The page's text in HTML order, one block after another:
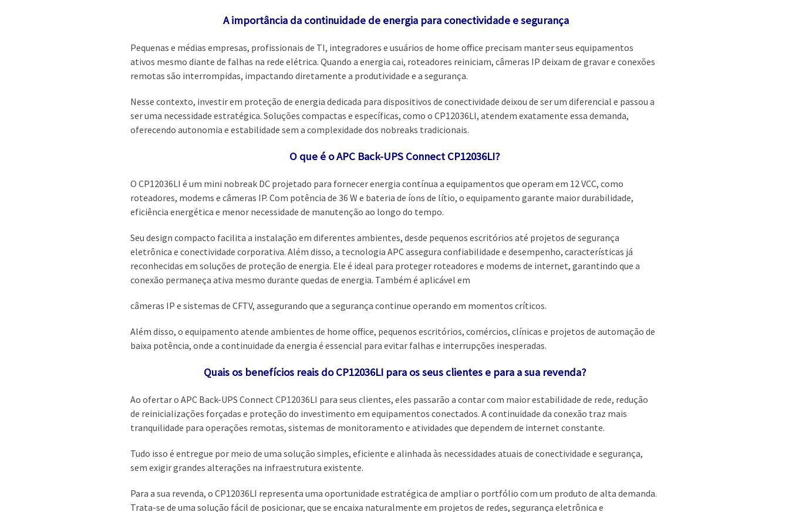
A importância da continuidade de energia para conectividade e segurança
Pequenas e médias empresas, profissionais de TI, integradores e usuários de home office precisam manter seus equipamentos
ativos mesmo diante de falhas na rede elétrica. Quando a energia cai, roteadores reiniciam, câmeras IP deixam de gravar e conexões
remotas são interrompidas, impactando diretamente a produtividade e a segurança.
Nesse contexto, investir em proteção de energia dedicada para dispositivos de conectividade deixou de ser um diferencial e passou a
ser uma necessidade estratégica. Soluções compactas e específicas, como o CP12036LI, atendem exatamente essa demanda,
oferecendo autonomia e estabilidade sem a complexidade dos nobreaks tradicionais.
O que é o APC Back-UPS Connect CP12036LI?
O CP12036LI é um mini nobreak DC projetado para fornecer energia contínua a equipamentos que operam em 12 VCC, como
roteadores, modems e câmeras IP. Com potência de 36 W e bateria de íons de lítio, o equipamento garante maior durabilidade,
eficiência energética e menor necessidade de manutenção ao longo do tempo.
Seu design compacto facilita a instalação em diferentes ambientes, desde pequenos escritórios até projetos de segurança
eletrônica e conectividade corporativa. Além disso, a tecnologia APC assegura confiabilidade e desempenho, características já
reconhecidas em soluções de proteção de energia. Ele é ideal para proteger roteadores e modems de internet, garantindo que a
conexão permaneça ativa mesmo durante quedas de energia. Também é aplicável em
câmeras IP e sistemas de CFTV, assegurando que a segurança continue operando em momentos críticos.
Além disso, o equipamento atende ambientes de home office, pequenos escritórios, comércios, clínicas e projetos de automação de
baixa potência, onde a continuidade da energia é essencial para evitar falhas e interrupções inesperadas.
Quais os benefícios reais do CP12036LI para os seus clientes e para a sua revenda?
Ao ofertar o APC Back-UPS Connect CP12036LI para seus clientes, eles passarão a contar com maior estabilidade de rede, redução
de reinicializações forçadas e proteção do investimento em equipamentos conectados. A continuidade da conexão traz mais
tranquilidade para operações remotas, sistemas de monitoramento e atividades que dependem de internet constante.
Tudo isso é entregue por meio de uma solução simples, eficiente e alinhada às necessidades atuais de conectividade e segurança,
sem exigir grandes alterações na infraestrutura existente.
Para a sua revenda, o CP12036LI representa uma oportunidade estratégica de ampliar o portfólio com um produto de alta demanda.
Trata-se de uma solução fácil de posicionar, que se encaixa naturalmente em projetos de redes, segurança eletrônica e